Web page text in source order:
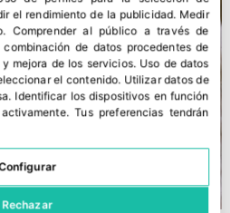
el rendimiento de la publicidad. Medir
.Comprender al público a través de
de datos procedentes de
y mejora de los servicios. Uso de datos
el contenido. Utilizar datos de
. Identificar los dispositivos en función
.Tus preferencias tendrán
Rechazar